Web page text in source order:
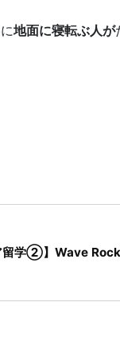
地面に寝転ぶ人が
留学②】Wave